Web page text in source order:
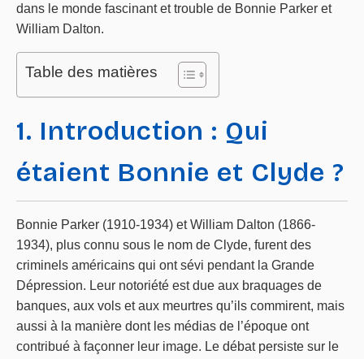
dans le monde fascinant et trouble de Bonnie Parker et
William Dalton.
Table des matières
1. Introduction : Qui
étaient Bonnie et Clyde ?
Bonnie Parker (1910-1934) et William Dalton (1866-
1934), plus connu sous le nom de Clyde, furent des
criminels américains qui ont sévi pendant la Grande
Dépression. Leur notoriété est due aux braquages de
banques, aux vols et aux meurtres qu’ils commirent, mais
aussi à la manière dont les médias de l’époque ont
contribué à façonner leur image. Le débat persiste sur le